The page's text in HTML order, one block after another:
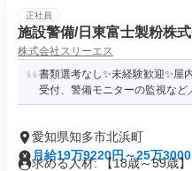
正社員
施設警備/日東富士製粉株
株式会社スリーエス
書類選考なし✨未経験歓迎✨屋
受付、警備モニターの監視など
愛知県知多市北浜町
月給19万9220円～25万3000
求める人材: 【18歳～59歳